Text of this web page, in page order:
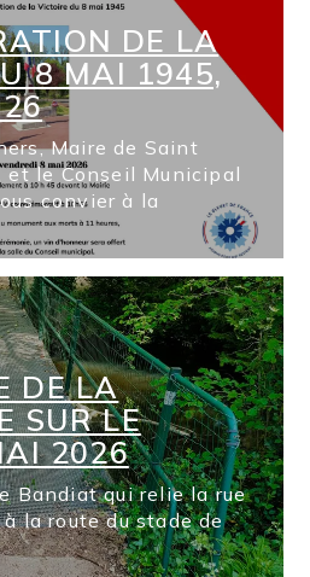
DE LA
8 MAI 1945,
Maire de Saint
le Conseil Municipal
convier à la
DE LA
SUR LE
2026
Bandiat qui relie la rue
la route du stade de